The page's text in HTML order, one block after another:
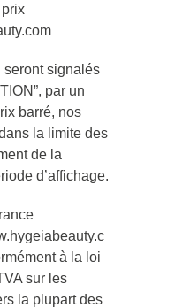
seront signalés
par un
barré, nos
la limite des
de la
d’affichage.
à la loi
sur les
la plupart des